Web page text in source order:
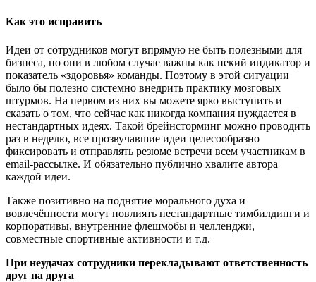
Как это исправить
Идеи от сотрудников могут впрямую не быть полезными для
бизнеса, но они в любом случае важны как некий индикатор и
показатель «здоровья» команды. Поэтому в этой ситуации
было бы полезно системно внедрить практику мозговых
штурмов. На первом из них вы можете ярко выступить и
сказать о том, что сейчас как никогда компания нуждается в
нестандартных идеях. Такой брейнсторминг можно проводить
раз в неделю, все прозвучавшие идеи целесообразно
фиксировать и отправлять резюме встречи всем участникам в
email-рассылке. И обязательно публично хвалите автора
каждой идеи.
Также позитивно на поднятие морального духа и
вовлечённости могут повлиять нестандартные тимбилдинги и
корпоративы, внутренние флешмобы и челленджи,
совместные спортивные активности и т.д.
При неудачах сотрудники перекладывают ответственность
друг на друга